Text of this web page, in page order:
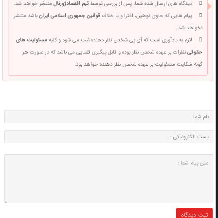
دیدگاه های ارسال شده شما، پس از بررسی توسطتیم اقتصادژورنالمنتشر خواهد شد.
پیام هایی که حاوی توهین، افترا و یا خلافقوانین جمهوری اسلامی ایرانباشد منتشر
نخواهد شد.
لازم به یادآوری است که آی پی شخص نظر دهنده ثبت می شود و کلیهمسئولیت های
حقوقینظرات بر عهده شخص نظر بوده و قابل پیگیری قضایی می باشد که در صورت هر
گونه شکایت مسئولیت بر عهده شخص نظر دهنده خواهد بود.